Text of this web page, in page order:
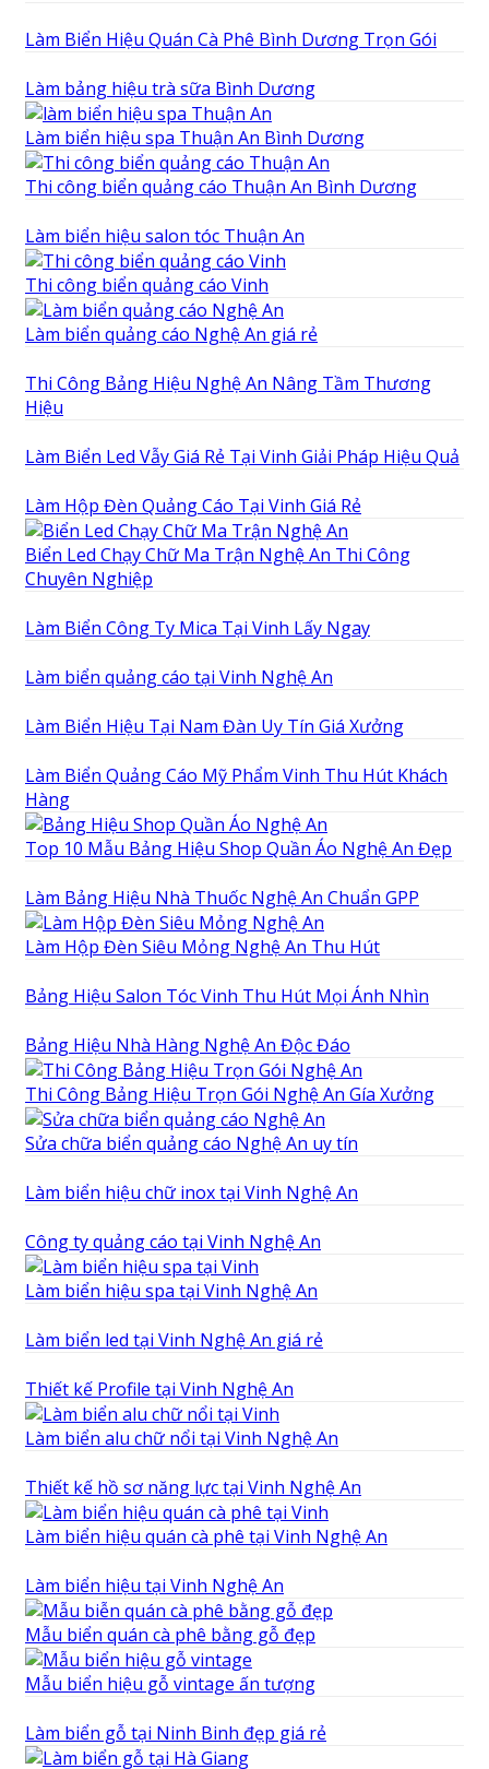
Làm Biển Hiệu Quán Cà Phê Bình Dương Trọn Gói
Làm bảng hiệu trà sữa Bình Dương
Làm biển hiệu spa Thuận An Bình Dương
Thi công biển quảng cáo Thuận An Bình Dương
Làm biển hiệu salon tóc Thuận An
Thi công biển quảng cáo Vinh
Làm biển quảng cáo Nghệ An giá rẻ
Thi Công Bảng Hiệu Nghệ An Nâng Tầm Thương
Hiệu
Làm Biển Led Vẫy Giá Rẻ Tại Vinh Giải Pháp Hiệu Quả
Làm Hộp Đèn Quảng Cáo Tại Vinh Giá Rẻ
Biển Led Chạy Chữ Ma Trận Nghệ An Thi Công
Chuyên Nghiệp
Làm Biển Công Ty Mica Tại Vinh Lấy Ngay
Làm biển quảng cáo tại Vinh Nghệ An
Làm Biển Hiệu Tại Nam Đàn Uy Tín Giá Xưởng
Làm Biển Quảng Cáo Mỹ Phẩm Vinh Thu Hút Khách
Hàng
Top 10 Mẫu Bảng Hiệu Shop Quần Áo Nghệ An Đẹp
Làm Bảng Hiệu Nhà Thuốc Nghệ An Chuẩn GPP
Làm Hộp Đèn Siêu Mỏng Nghệ An Thu Hút
Bảng Hiệu Salon Tóc Vinh Thu Hút Mọi Ánh Nhìn
Bảng Hiệu Nhà Hàng Nghệ An Độc Đáo
Thi Công Bảng Hiệu Trọn Gói Nghệ An Gía Xưởng
Sửa chữa biển quảng cáo Nghệ An uy tín
Làm biển hiệu chữ inox tại Vinh Nghệ An
Công ty quảng cáo tại Vinh Nghệ An
Làm biển hiệu spa tại Vinh Nghệ An
Làm biển led tại Vinh Nghệ An giá rẻ
Thiết kế Profile tại Vinh Nghệ An
Làm biển alu chữ nổi tại Vinh Nghệ An
Thiết kế hồ sơ năng lực tại Vinh Nghệ An
Làm biển hiệu quán cà phê tại Vinh Nghệ An
Làm biển hiệu tại Vinh Nghệ An
Mẫu biển quán cà phê bằng gỗ đẹp
Mẫu biển hiệu gỗ vintage ấn tượng
Làm biển gỗ tại Ninh Binh đẹp giá rẻ